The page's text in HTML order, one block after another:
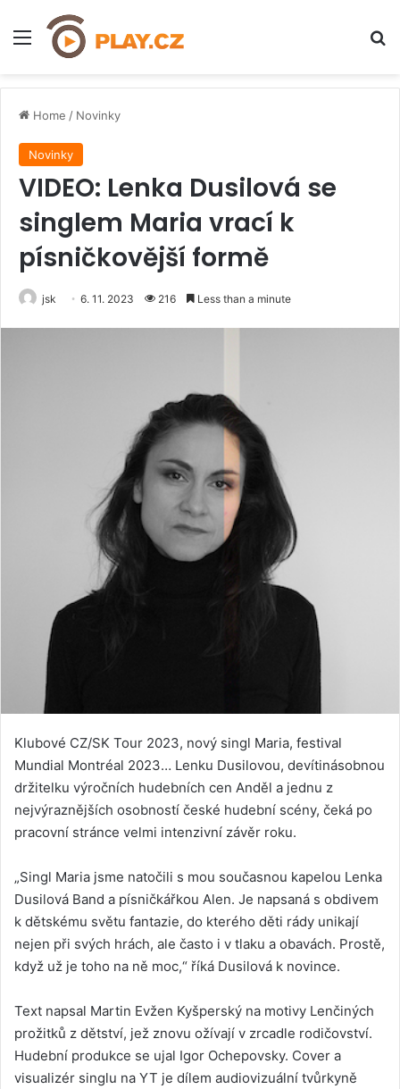
Menu
Home / Novinky
Novinky
VIDEO: Lenka Dusilová se
singlem Maria vrací k
písničkovější formě
jsk 6. 11. 2023 216 Less than a minute
Klubové CZ/SK Tour 2023, nový singl Maria, festival
Mundial Montréal 2023… Lenku Dusilovou, devítinásobnou
držitelku výročních hudebních cen Anděl a jednu z
nejvýraznějších osobností české hudební scény, čeká po
pracovní stránce velmi intenzivní závěr roku.
„Singl Maria jsme natočili s mou současnou kapelou Lenka
Dusilová Band a písničkářkou Alen. Je napsaná s obdivem
k dětskému světu fantazie, do kterého děti rády unikají
nejen při svých hrách, ale často i v tlaku a obavách. Prostě,
když už je toho na ně moc,“ říká Dusilová k novince.
Text napsal Martin Evžen Kyšperský na motivy Lenčiných
prožitků z dětství, jež znovu ožívají v zrcadle rodičovství.
Hudební produkce se ujal Igor Ochepovsky. Cover a
visualizér singlu na YT je dílem audiovizuální tvůrkyně